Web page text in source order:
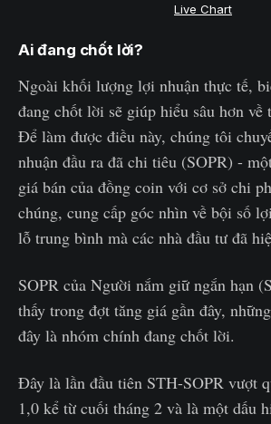
Live Chart
Ai đang chốt lời?
Ngoài khối lượng lợi nhuận thực tế,
đang chốt lời sẽ giúp hiểu sâu hơn
Để làm được điều này, chúng tôi
nhuận đầu ra đã chi tiêu (SOPR) -
giá bán của đồng coin với cơ sở chi
chúng, cung cấp góc nhìn về bội số
lỗ trung bình mà các nhà đầu tư đã
SOPR của Người nắm giữ ngắn hạn
thấy trong đợt tăng giá gần đây,
đây là nhóm chính đang chốt lời.
Đây là lần đầu tiên STH-SOPR vượt
1,0 kể từ cuối tháng 2 và là một dấu